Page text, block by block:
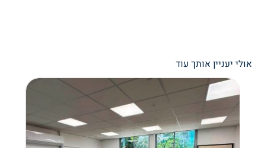
אולי יעניין אותך עוד